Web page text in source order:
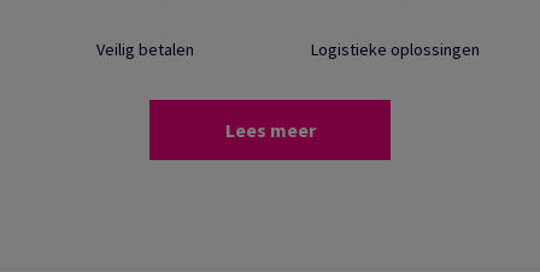
Veilig betalen Logistieke oplossingen
Lees meer